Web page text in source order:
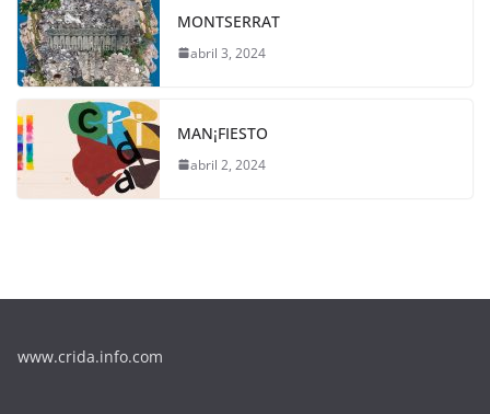
MONTSERRAT
abril 3, 2024
MAN¡FIESTO
abril 2, 2024
www.crida.info.com